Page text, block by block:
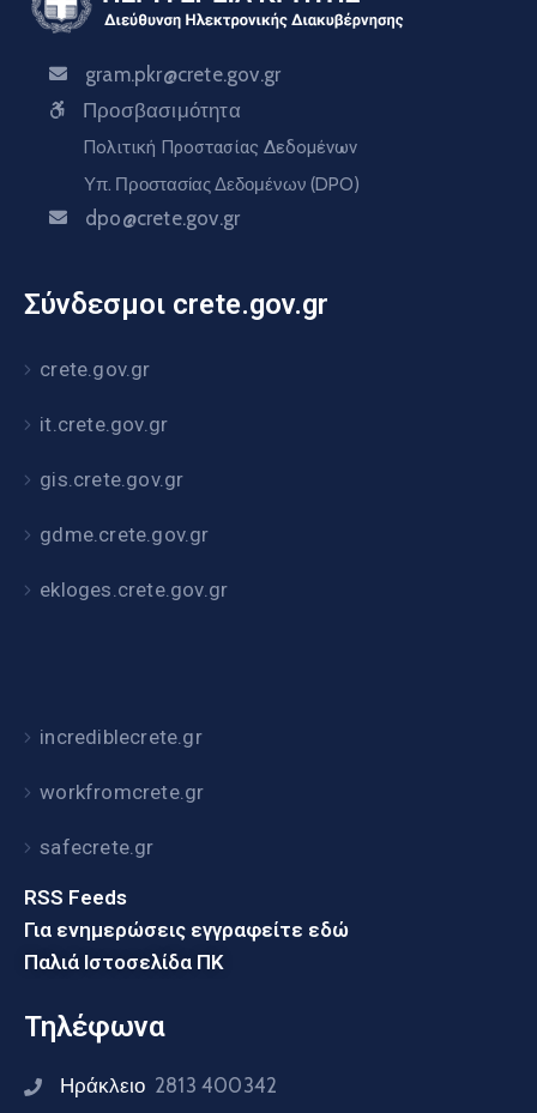
gram.pkr@crete.gov.gr
Προσβασιμότητα
Πολιτική Προστασίας Δεδομένων
Υπ. Προστασίας Δεδομένων (DPO)
dpo@crete.gov.gr
Σύνδεσμοι crete.gov.gr
crete.gov.gr
it.crete.gov.gr
gis.crete.gov.gr
gdme.crete.gov.gr
ekloges.crete.gov.gr
incrediblecrete.gr
workfromcrete.gr
safecrete.gr
RSS Feeds
Για ενημερώσεις εγγραφείτε εδώ
Παλιά Ιστοσελίδα ΠΚ
Τηλέφωνα
Ηράκλειο 2813 400342